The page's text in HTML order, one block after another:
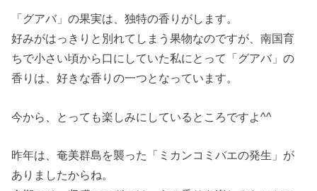
「グアバ」の果実は、独特の香りがします。
好みがはっきりと別れてしまう果物なのですが、南国育
ちで小さい頃から口にしていた私にとって「グアバ」の
香りは、好きな香りの一つとなっています。
今から、とっても楽しみにしているところですよ^^
昨年は、奄美群島を襲った「ミカンコミバエの発生」が
ありましたからね。